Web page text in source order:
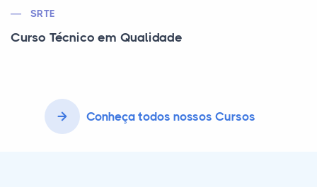
SRTE
Curso Técnico em Qualidade
Conheça todos nossos Cursos